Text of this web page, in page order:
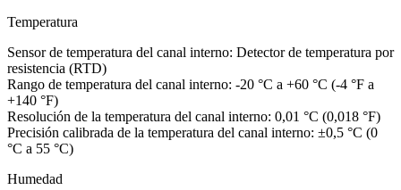
Temperatura
Sensor de temperatura del canal interno: Detector de temperatura por
resistencia (RTD)
Rango de temperatura del canal interno: -20 °C a +60 °C (-4 °F a
+140 °F)
Resolución de la temperatura del canal interno: 0,01 °C (0,018 °F)
Precisión calibrada de la temperatura del canal interno: ±0,5 °C (0
°C a 55 °C)
Humedad